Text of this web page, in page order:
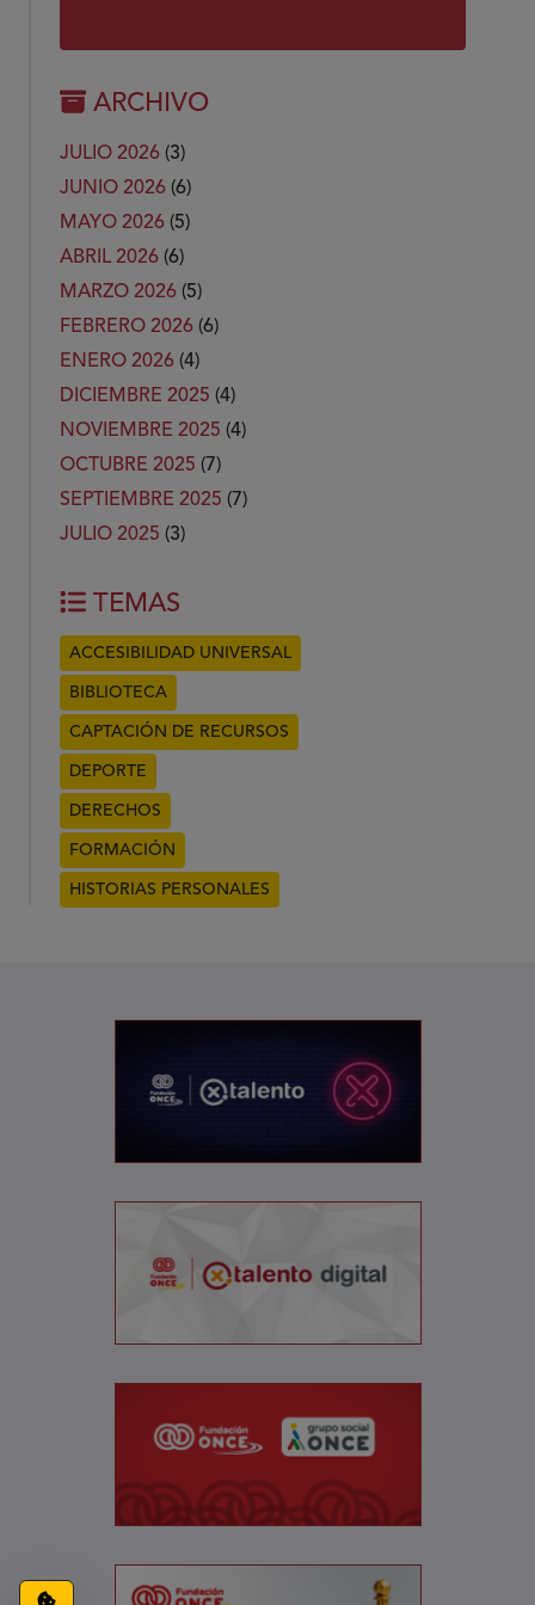
ARCHIVO
JULIO 2026 (3)
JUNIO 2026 (6)
MAYO 2026 (5)
ABRIL 2026 (6)
MARZO 2026 (5)
FEBRERO 2026 (6)
ENERO 2026 (4)
DICIEMBRE 2025 (4)
NOVIEMBRE 2025 (4)
OCTUBRE 2025 (7)
SEPTIEMBRE 2025 (7)
JULIO 2025 (3)
TEMAS
ACCESIBILIDAD UNIVERSAL
BIBLIOTECA
CAPTACIÓN DE RECURSOS
DEPORTE
DERECHOS
FORMACIÓN
HISTORIAS PERSONALES